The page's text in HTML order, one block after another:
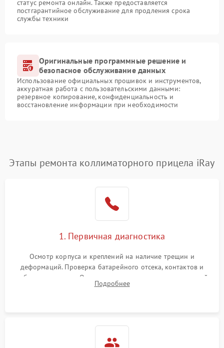
статус ремонта онлайн. Также предоставляется
постгарантийное обслуживание для продления срока
службы техники
Оригинальные программные решение и
безопасное обслуживание данных
Использование официальных прошивок и инструментов,
аккуратная работа с пользовательскими данными:
резервное копирование, конфиденциальность и
восстановление информации при необходимости
Этапы ремонта коллиматорного прицела iRay
1. Первичная диагностика
Осмотр корпуса и креплений на наличие трещин и
деформаций. Проверка батарейного отсека, контактов и
работы излучателя. Оценка яркости и четкости прицельной
марки на разных режимах. Выявление проблем с
Подробнее